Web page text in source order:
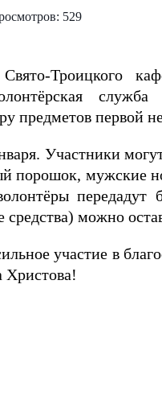
529
Троицкого
предметов первой
Участники
порошок, мужские
можно
участие в
Христова!